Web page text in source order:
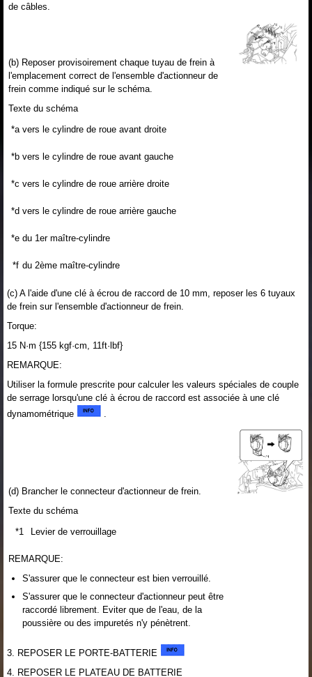
de câbles.
(b) Reposer provisoirement chaque tuyau de frein à
l'emplacement correct de l'ensemble d'actionneur de
frein comme indiqué sur le schéma.
Texte du schéma
*a vers le cylindre de roue avant droite
*b vers le cylindre de roue avant gauche
*c vers le cylindre de roue arrière droite
*d vers le cylindre de roue arrière gauche
*e du 1er maître-cylindre
*f du 2ème maître-cylindre
(c) A l'aide d'une clé à écrou de raccord de 10 mm, reposer les 6 tuyaux
de frein sur l'ensemble d'actionneur de frein.
Torque:
15 N·m {155 kgf·cm, 11ft·lbf}
REMARQUE:
Utiliser la formule prescrite pour calculer les valeurs spéciales de couple
de serrage lorsqu'une clé à écrou de raccord est associée à une clé
dynamométrique
(d) Brancher le connecteur d'actionneur de frein.
Texte du schéma
*1
Levier de verrouillage
REMARQUE:
S'assurer que le connecteur est bien verrouillé.
S'assurer que le connecteur d'actionneur peut être
raccordé librement. Eviter que de l'eau, de la
poussière ou des impuretés n'y pénètrent.
3. REPOSER LE PORTE-BATTERIE
4. REPOSER LE PLATEAU DE BATTERIE